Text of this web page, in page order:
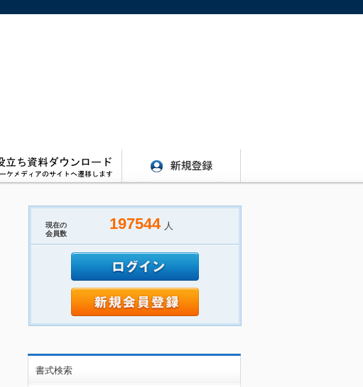
現在の
会員数
197544 人
書式検索